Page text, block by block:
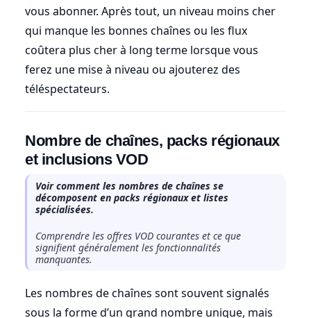
vous abonner. Après tout, un niveau moins cher
qui manque les bonnes chaînes ou les flux
coûtera plus cher à long terme lorsque vous
ferez une mise à niveau ou ajouterez des
téléspectateurs.
Nombre de chaînes, packs régionaux
et inclusions VOD
Voir comment les nombres de chaînes se
décomposent en packs régionaux et listes
spécialisées.
Comprendre les offres VOD courantes et ce que
signifient généralement les fonctionnalités
manquantes.
Les nombres de chaînes sont souvent signalés
sous la forme d’un grand nombre unique, mais